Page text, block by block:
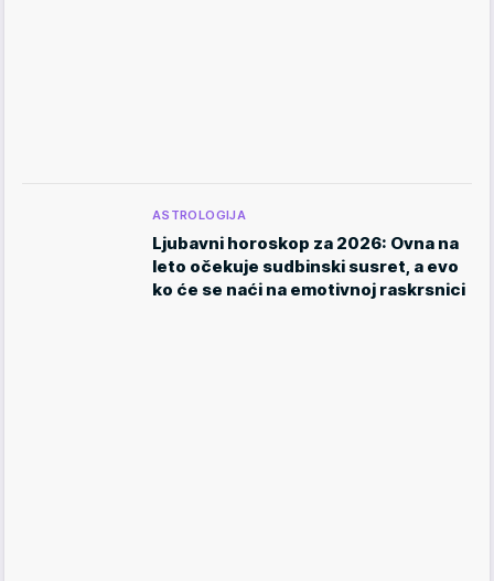
ASTROLOGIJA
Ljubavni horoskop za 2026: Ovna na
leto očekuje sudbinski susret, a evo
ko će se naći na emotivnoj raskrsnici